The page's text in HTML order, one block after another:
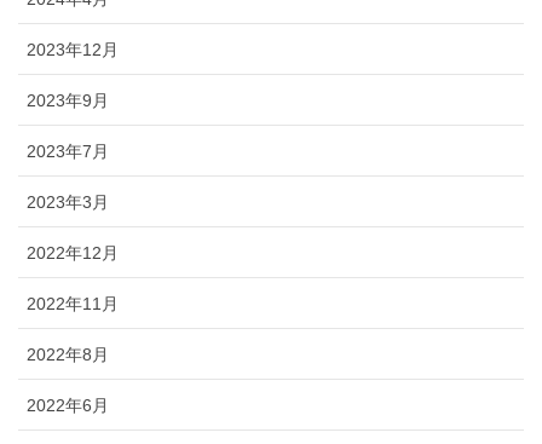
2023年12月
2023年9月
2023年7月
2023年3月
2022年12月
2022年11月
2022年8月
2022年6月